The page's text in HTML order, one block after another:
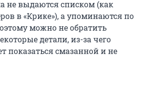
не выдаются списком (как
в «Крике»), а упоминаются по
можно не обратить
детали, из-за чего
показаться смазанной и не